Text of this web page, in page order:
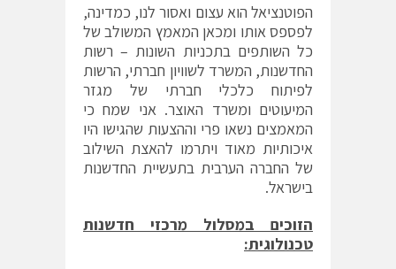
הפוטנציאל הוא עצום ואסור לנו, כמדינה,
לפספס אותו ומכאן המאמץ המשולב של
כל השותפים בתכניות השונות – רשות
החדשנות, המשרד לשוויון חברתי, הרשות
לפיתוח כלכלי חברתי של מגזר
המיעוטים ומשרד האוצר. אני שמח כי
המאמצים נשאו פרי וההצעות שהגישו היו
איכותיות מאוד ויתרמו להאצת השילוב
של החברה הערבית בתעשיית החדשנות
בישראל.
הזוכים במסלול מרכזי חדשנות
טכנולוגית: